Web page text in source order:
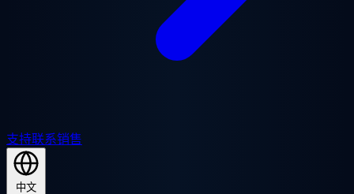
支持联系销售
中文